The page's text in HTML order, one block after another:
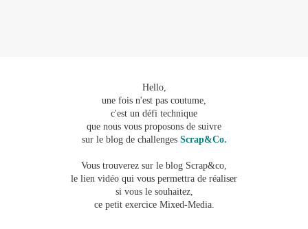
Hello,
une fois n'est pas coutume,
c'est un défi technique
que nous vous proposons de suivre
sur le blog de challenges Scrap&Co.
Vous trouverez sur le blog Scrap&co,
le lien vidéo qui vous permettra de réaliser
si vous le souhaitez,
ce petit exercice Mixed-Media.